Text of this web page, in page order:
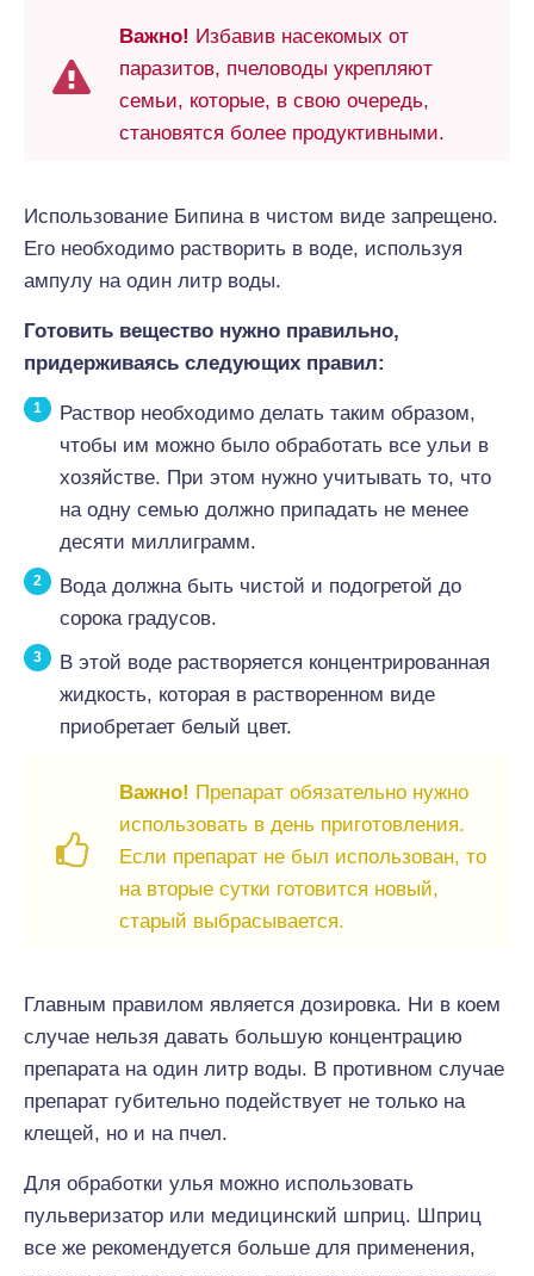
Важно! Избавив насекомых от
паразитов, пчеловоды укрепляют
семьи, которые, в свою очередь,
становятся более продуктивными.
Использование Бипина в чистом виде запрещено.
Его необходимо растворить в воде, используя
ампулу на один литр воды.
Готовить вещество нужно правильно,
придерживаясь следующих правил:
Раствор необходимо делать таким образом,
чтобы им можно было обработать все ульи в
хозяйстве. При этом нужно учитывать то, что
на одну семью должно припадать не менее
десяти миллиграмм.
Вода должна быть чистой и подогретой до
сорока градусов.
В этой воде растворяется концентрированная
жидкость, которая в растворенном виде
приобретает белый цвет.
Важно! Препарат обязательно нужно
использовать в день приготовления.
Если препарат не был использован, то
на вторые сутки готовится новый,
старый выбрасывается.
Главным правилом является дозировка. Ни в коем
случае нельзя давать большую концентрацию
препарата на один литр воды. В противном случае
препарат губительно подействует не только на
клещей, но и на пчел.
Для обработки улья можно использовать
пульверизатор или медицинский шприц. Шприц
все же рекомендуется больше для применения,